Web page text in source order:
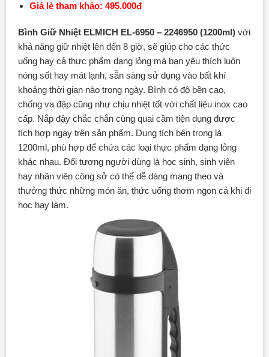
Giá lẻ tham khảo: 495.000đ
Bình Giữ Nhiệt ELMICH EL-6950 – 2246950 (1200ml) với
khả năng giữ nhiệt lên đến 8 giờ, sẽ giúp cho các thức
uống hay cả thực phẩm dạng lỏng mà bạn yêu thích luôn
nóng sốt hay mát lạnh, sẵn sàng sử dụng vào bất khí
khoảng thời gian nào trong ngày. Bình có độ bền cao,
chống va đập cũng như chịu nhiệt tốt với chất liệu inox cao
cấp. Nắp đậy chắc chắn cùng quai cầm tiện dụng được
tích hợp ngay trên sản phẩm. Dung tích bên trong là
1200ml, phù hợp để chứa các loại thực phẩm dạng lỏng
khác nhau. Đối tượng người dùng là học sinh, sinh viên
hay nhân viên công sở có thể dễ dàng mang theo và
thưởng thức những món ăn, thức uống thơm ngon cả khi đi
học hay làm.